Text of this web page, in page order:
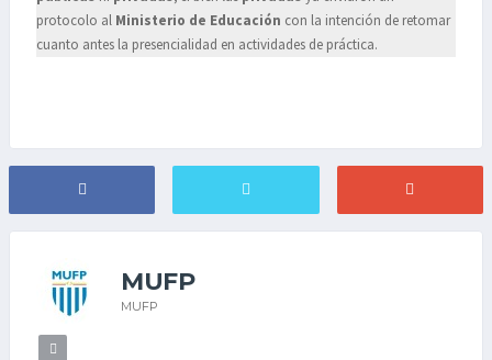
protocolo al Ministerio de Educación con la intención de retomar
cuanto antes la presencialidad en actividades de práctica.
MUFP
MUFP